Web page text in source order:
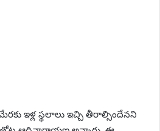
ఇళ్ల స్థలాలు ఇచ్చి తీరాల్సిందేనని